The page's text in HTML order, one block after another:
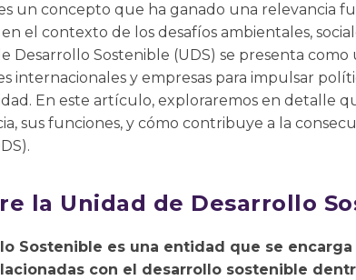
un concepto que ha ganado una relevancia
el contexto de los desafíos ambientales,
Desarrollo Sostenible (UDS) se presenta
internacionales y empresas para impulsar
En este artículo, exploraremos en detalle
sus funciones, y cómo contribuye a la
la Unidad de Desarrollo
Sostenible es una entidad que se
con el desarrollo sostenible